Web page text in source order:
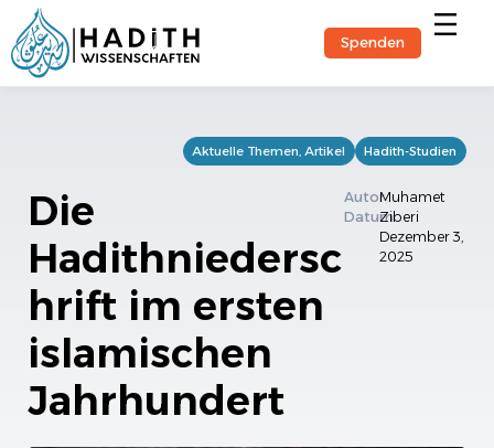
Spenden
Hadith-Studien
Aktuelle Themen, Artikel
Die
Hadithniedersc
hrift im ersten
islamischen
Jahrhundert
Autor
Datum
Muhamet
Ziberi
Dezember 3,
2025